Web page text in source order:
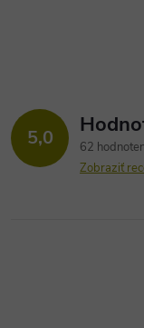
5,0
62
Zobraziť